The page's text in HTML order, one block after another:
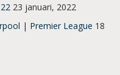
23 januari, 2022
| Premier League 18